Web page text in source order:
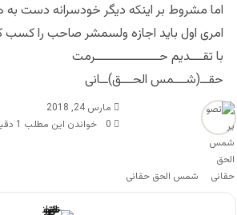
اما مشروط بر اینکه دیگر خودسرانه دست به
امری اول باید اجازه ولسمشر صاحب را کسب
با تقـــديم حــــــــــــــــرمت
حقــ(شـــمس الحـــق)ــانی
شمس الحق حقانی
مارس 24, 2018
0
خواندن این مطلب 1 دقیقه زمان میبرد